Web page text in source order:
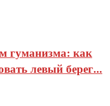
гуманизма: как
левый берег...